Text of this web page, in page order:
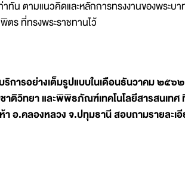
น ตามแนวคิดและหลักการทรงงานของพระบ
ร ที่ทรงพระราชทานไว้
การอย่างเต็มรูปแบบในเดือนธันวาคม ๒๕๖
ทยา และพิพิธภัณฑ์เทคโนโลยีสารสนเทศ
อ.คลองหลวง จ.ปทุมธานี สอบถามรายละเ